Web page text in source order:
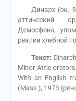
Динарх (ок.
аттический
Демосфена,
реалии хлебной
Текст:
Minor Attic
With an English
(Mass.), 1973